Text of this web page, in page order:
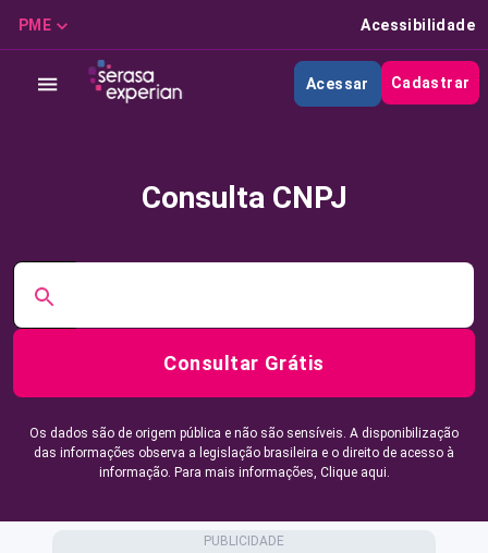
PME Acessibilidade
Acessar Cadastrar
Consulta CNPJ
Consultar Grátis
Os dados são de origem pública e não são sensíveis. A disponibilização
das informações observa a legislação brasileira e o direito de acesso à
informação. Para mais informações, Clique aqui.